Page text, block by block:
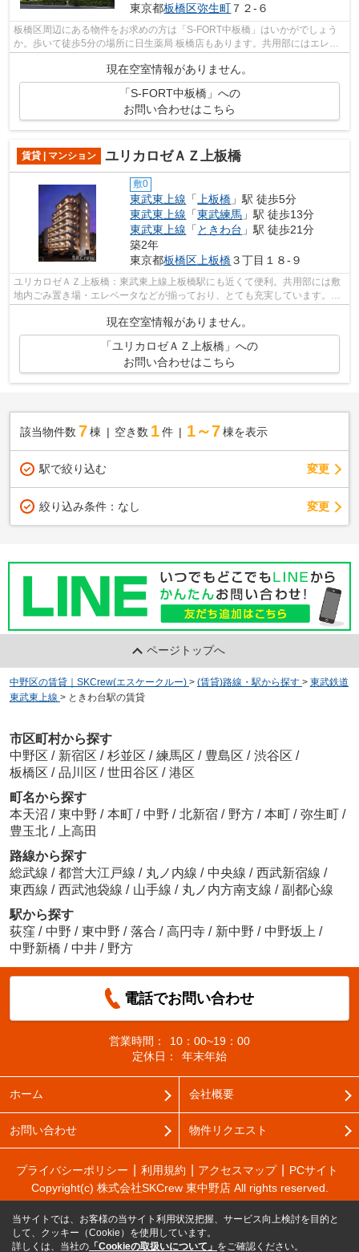
東京都板橋区弥生町 ７２-６
板橋区周辺にある物件をお求めの方は「S-FORT中板橋」はいかがでしょう
か。歩いて徒歩5分の場所に日生薬局 板橋店もあります。共用部にはエレベ
ータ・敷地内ごみ置き場など様々な設備...
現在空室情報がありません。
「S-FORT中板橋」への
お問い合わせはこちら
賃貸 | マンション ユリカロゼＡＺ上板橋
敷0
東武東上線 「 上板橋 」駅 徒歩5分
東武東上線 「東武練馬 」駅 徒歩13分
東武東上線 「 ときわ台 」駅 徒歩21分
築2年
東京都板橋区 上板橋３丁目１８-９
ユリカロゼＡＺ上板橋：東武東上線上板橋駅にも近くて便利。共用部には敷
地内ごみ置き場・エレベータなどが揃っており、とても充実しています。こ
現在空室情報がありません。
「ユリカロゼＡＺ上板橋」への
お問い合わせはこちら
該当物件数 7棟 空き数 1 件 1～7 棟を表示
駅で絞り込む 変更
絞り込み条件： なし 変更
ページトップへ
中野区の賃貸｜SKCrew(エスケークルー) > (賃貸)路線・駅から探す > 東武鉄道
東武東上線 > ときわ台駅の賃貸
市区町村から探す
中野区 / 新宿区 / 杉並区 / 練馬区 / 豊島区 / 渋谷区 /
板橋区 / 品川区 / 世田谷区 / 港区
町名から探す
本天沼 / 東中野 / 本町 / 中野 / 北新宿 / 野方 / 本町 / 弥生町 /
豊玉北 /
上高田
路線から探す
総武線 / 都営大江戸線 / 丸ノ内線 / 中央線 / 西武新宿線 /
東西線 / 西武池袋線 / 山手線 / 丸ノ内方南支線 / 副都心線
駅から探す
荻窪 / 中野 / 東中野 / 落合 / 高円寺 / 新中野 / 中野坂上 /
中野新橋 / 中井 / 野方
電話でお問い合わせ
営業時間：
10：00~19：00
定休日：
年末年始
ホーム 会社概要
お問い合わせ 物件リクエスト
プライバシーポリシー 利用規約 アクセスマップ
PCサイト
Copyright(c) 株式会社SKCrew 東中野店 All rights reserved.
当サイトでは、お客様の当サイト利用状況把握、サービス向上検討を目的と
して、クッキー（Cookie）を使用しています。
詳しくは、当社の 「Cookieの取扱いについて」 をご確認ください。